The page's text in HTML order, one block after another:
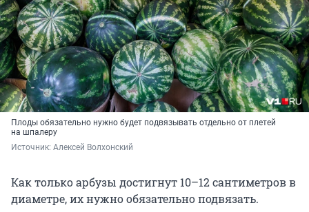
Плоды обязательно нужно будет подвязывать отдельно от плетей
на шпалеру
Источник: Алексей Волхонский
Как только арбузы достигнут 10–12 сантиметров в
диаметре, их нужно обязательно подвязать.